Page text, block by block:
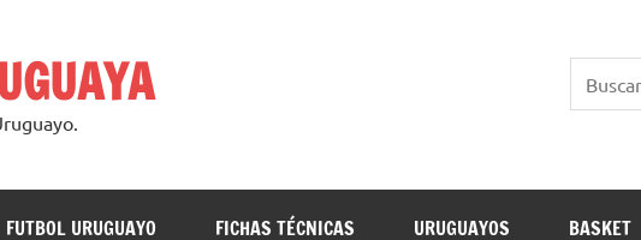
FUTBOL URUGUAYO FICHAS TÉCNICAS URUGUAYOS BASKET